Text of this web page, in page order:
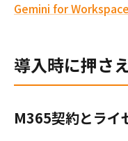
Gemini for
導入時に押さ
M365契約とライ